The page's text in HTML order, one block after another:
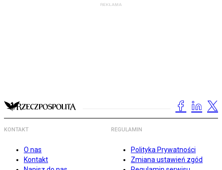
KONTAKT
O nas
Kontakt
REGULAMIN
Polityka Prywatności
Zmiana ustawień zgód